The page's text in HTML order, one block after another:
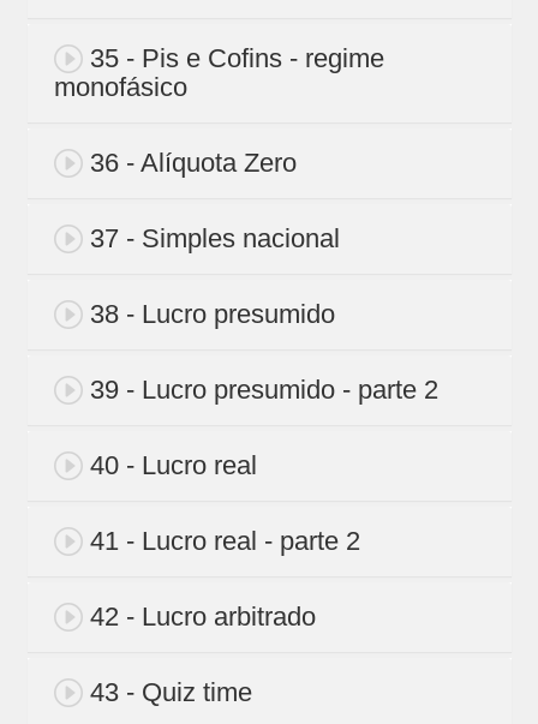
35 - Pis e Cofins - regime
monofásico
36 - Alíquota Zero
37 - Simples nacional
38 - Lucro presumido
39 - Lucro presumido - parte 2
40 - Lucro real
41 - Lucro real - parte 2
42 - Lucro arbitrado
43 - Quiz time